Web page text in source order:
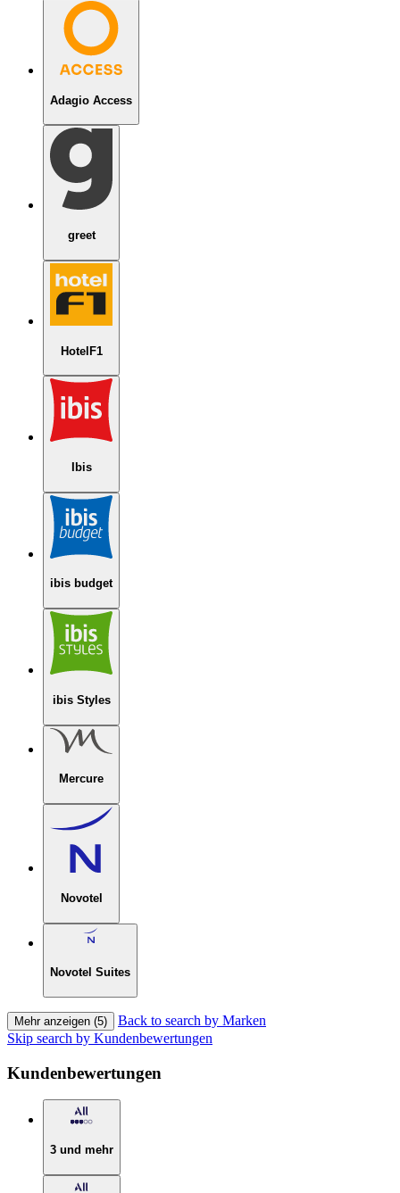
Adagio Access
greet
HotelF1
Ibis
ibis budget
ibis Styles
Mercure
Novotel
Novotel Suites
Mehr anzeigen (5)
Back to search by Marken
Skip search by Kundenbewertungen
Kundenbewertungen
3 und mehr